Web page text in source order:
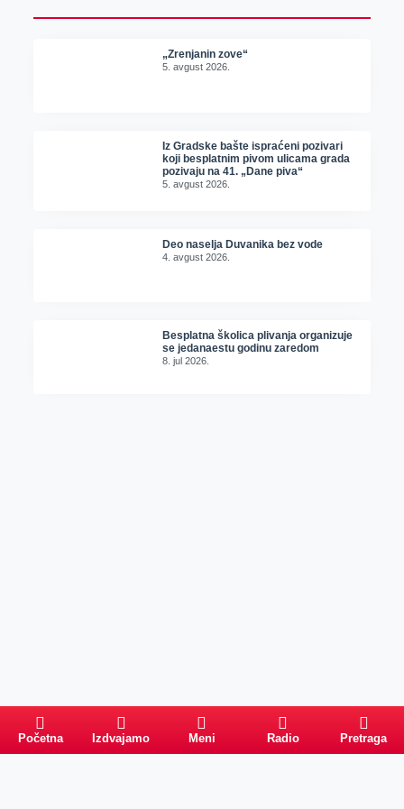
„Zrenjanin zove“
5. avgust 2026.
Iz Gradske bašte ispraćeni pozivari
koji besplatnim pivom ulicama grada
pozivaju na 41. „Dane piva“
5. avgust 2026.
Deo naselja Duvanika bez vode
4. avgust 2026.
Besplatna školica plivanja organizuje
se jedanaestu godinu zaredom
8. jul 2026.
Početna Izdvajamo Meni Radio Pretraga